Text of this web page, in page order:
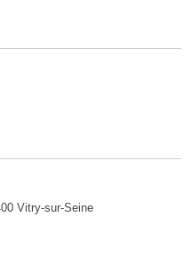
Vitry-sur-Seine